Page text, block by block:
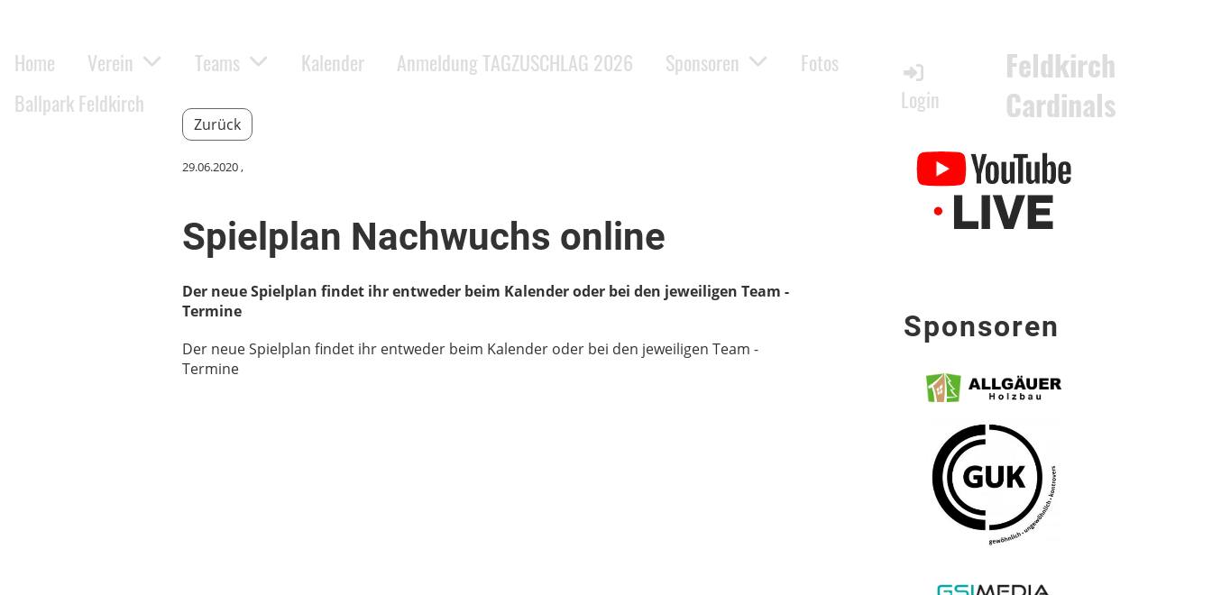
Home Verein Teams Kalender Anmeldung TAGZUSCHLAG 2026 Sponsoren
Fotos
Ballpark Feldkirch
Login
Feldkirch
Cardinals
Zurück
29.06.2020,
Spielplan Nachwuchs online
Der neue Spielplan findet ihr entweder beim Kalender oder bei den jeweiligen Team -
Termine
Der neue Spielplan findet ihr entweder beim Kalender oder bei den jeweiligen Team -
Termine
Sponsoren